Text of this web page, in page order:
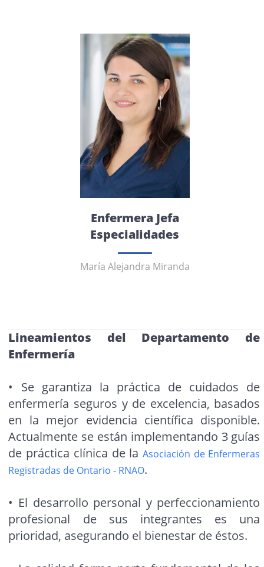
Enfermera Jefa
Especialidades
María Alejandra Miranda
Lineamientos del Departamento de
Enfermería
• Se garantiza la práctica de cuidados de
enfermería seguros y de excelencia, basados
en la mejor evidencia científica disponible.
Actualmente se están implementando 3 guías
de práctica clínica de la Asociación de Enfermeras
Registradas de Ontario - RNAO.
• El desarrollo personal y perfeccionamiento
profesional de sus integrantes es una
prioridad, asegurando el bienestar de éstos.